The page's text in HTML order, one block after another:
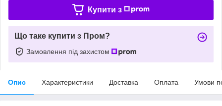
Купити з
Що таке купити з Пром?
Замовлення під захистом
Опис Характеристики Доставка Оплата Умови